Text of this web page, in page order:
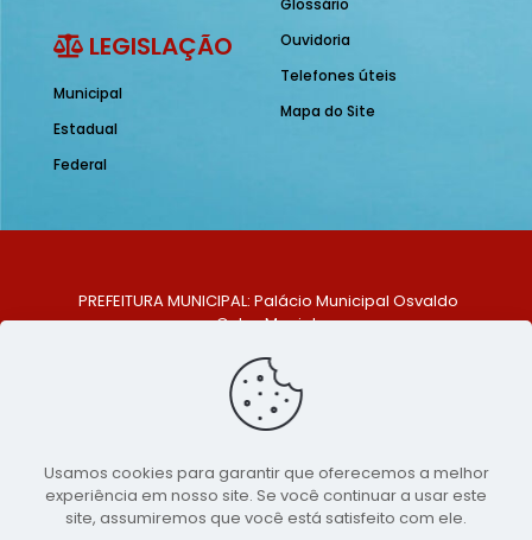
LEGISLAÇÃO
Municipal
Estadual
Federal
Glossário
Ouvidoria
Telefones úteis
Mapa do Site
PREFEITURA MUNICIPAL: Palácio Municipal Osvaldo
Celso Maciel
Centro, São Bento do Una - PE. CEP: 553370-128
TELEFONE: (81) 99548-1569
E-MAIL: ouvidoria@saobentodouna.pe.gov.br
Copyright 2021-2026 - Assessoria de Comunicação da
Prefeitura de São Bento do Una - PE
Usamos cookies para garantir que oferecemos a melhor
experiência em nosso site. Se você continuar a usar este
site, assumiremos que você está satisfeito com ele.